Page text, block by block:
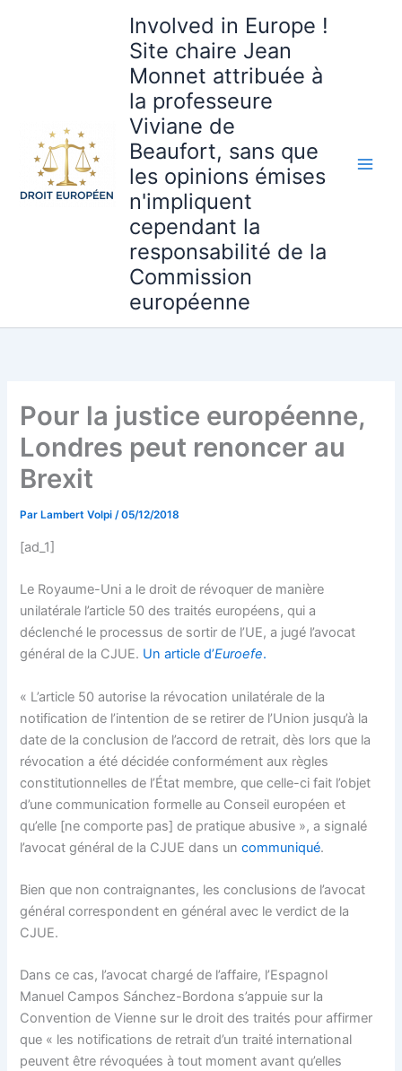
Involved in Europe !
Site chaire Jean
Monnet attribuée à
la professeure
Viviane de
Beaufort, sans que
les opinions émises
n'impliquent
cependant la
responsabilité de la
Commission
européenne
Pour la justice européenne,
Londres peut renoncer au
Brexit
Par Lambert Volpi/05/12/2018
[ad_1]
Le Royaume-Uni a le droit de révoquer de manière
unilatérale l’article 50 des traités européens, qui a
déclenché le processus de sortir de l’UE, a jugé l’avocat
général de la CJUE. Un article d’Euroefe.
« L’article 50 autorise la révocation unilatérale de la
notification de l’intention de se retirer de l’Union jusqu’à la
date de la conclusion de l’accord de retrait, dès lors que la
révocation a été décidée conformément aux règles
constitutionnelles de l’État membre, que celle-ci fait l’objet
d’une communication formelle au Conseil européen et
qu’elle [ne comporte pas] de pratique abusive », a signalé
l’avocat général de la CJUE dans uncommuniqué.
Bien que non contraignantes, les conclusions de l’avocat
général correspondent en général avec le verdict de la
CJUE.
Dans ce cas, l’avocat chargé de l’affaire, l’Espagnol
Manuel Campos Sánchez-Bordona s’appuie sur la
Convention de Vienne sur le droit des traités pour affirmer
que « les notifications de retrait d’un traité international
peuvent être révoquées à tout moment avant qu’elles